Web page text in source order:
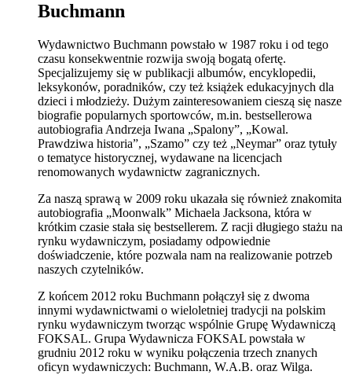
Buchmann
Wydawnictwo Buchmann powstało w 1987 roku i od tego
czasu konsekwentnie rozwija swoją bogatą ofertę.
Specjalizujemy się w publikacji albumów, encyklopedii,
leksykonów, poradników, czy też książek edukacyjnych dla
dzieci i młodzieży. Dużym zainteresowaniem cieszą się nasze
biografie popularnych sportowców, m.in. bestsellerowa
autobiografia Andrzeja Iwana „Spalony”, „Kowal.
Prawdziwa historia”, „Szamo” czy też „Neymar” oraz tytuły
o tematyce historycznej, wydawane na licencjach
renomowanych wydawnictw zagranicznych.
Za naszą sprawą w 2009 roku ukazała się również znakomita
autobiografia „Moonwalk” Michaela Jacksona, która w
krótkim czasie stała się bestsellerem. Z racji długiego stażu na
rynku wydawniczym, posiadamy odpowiednie
doświadczenie, które pozwala nam na realizowanie potrzeb
naszych czytelników.
Z końcem 2012 roku Buchmann połączył się z dwoma
innymi wydawnictwami o wieloletniej tradycji na polskim
rynku wydawniczym tworząc wspólnie Grupę Wydawniczą
FOKSAL. Grupa Wydawnicza FOKSAL powstała w
grudniu 2012 roku w wyniku połączenia trzech znanych
oficyn wydawniczych: Buchmann, W.A.B. oraz Wilga.